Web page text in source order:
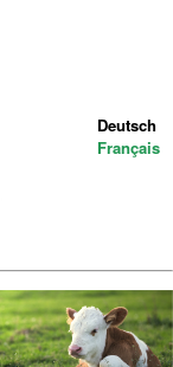
Deutsch
Français